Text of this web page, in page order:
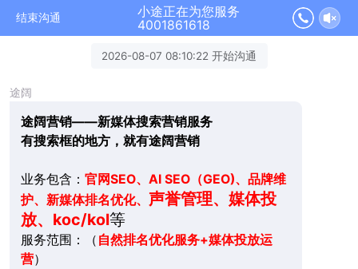
结束沟通
小途正在为您服务
4001861618
2026-08-07 08:10:22 开始沟通
途阔
途阔营销——新媒体搜索营销服务
有搜索框的地方，就有途阔营销
业务包含： 官网SEO、AI SEO（GEO)、品牌维
护、新媒体排名优化、 声誉管理、媒体投
放、koc/kol等
服务范围：（ 自然排名优化服务+媒体投放运
营）